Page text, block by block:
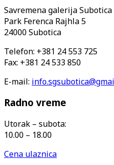
Savremena galerija Subotica
Park Ferenca Rajhla 5
24000 Subotica
Telefon: +381 24 553 725
Fax: +381 24 533 850
E-mail:
Radno vreme
Utorak – subota:
10.00 – 18.00
Cena ulaznica